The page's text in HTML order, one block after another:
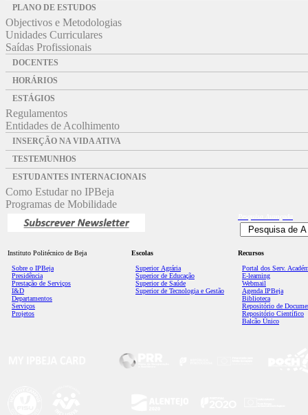
PLANO DE ESTUDOS
Objectivos e Metodologias
Unidades Curriculares
Saídas Profissionais
DOCENTES
HORÁRIOS
ESTÁGIOS
Regulamentos
Entidades de Acolhimento
INSERÇÃO NA VIDA ATIVA
TESTEMUNHOS
ESTUDANTES INTERNACIONAIS
Como Estudar no IPBeja
Programas de Mobilidade
Instituto Politécnico de Beja
Sobre o IPBeja
Presidência
Prestação de Serviços
I&D
Departamentos
Serviços
Projetos
Escolas
Superior Agrária
Superior de Educação
Superior de Saúde
Superior de Tecnologia e Gestão
Recursos
Portal dos Serv.
E-learning
Webmail
Agenda IPBeja
Biblioteca
Repositório de
Repositório Científico
Balcão Único